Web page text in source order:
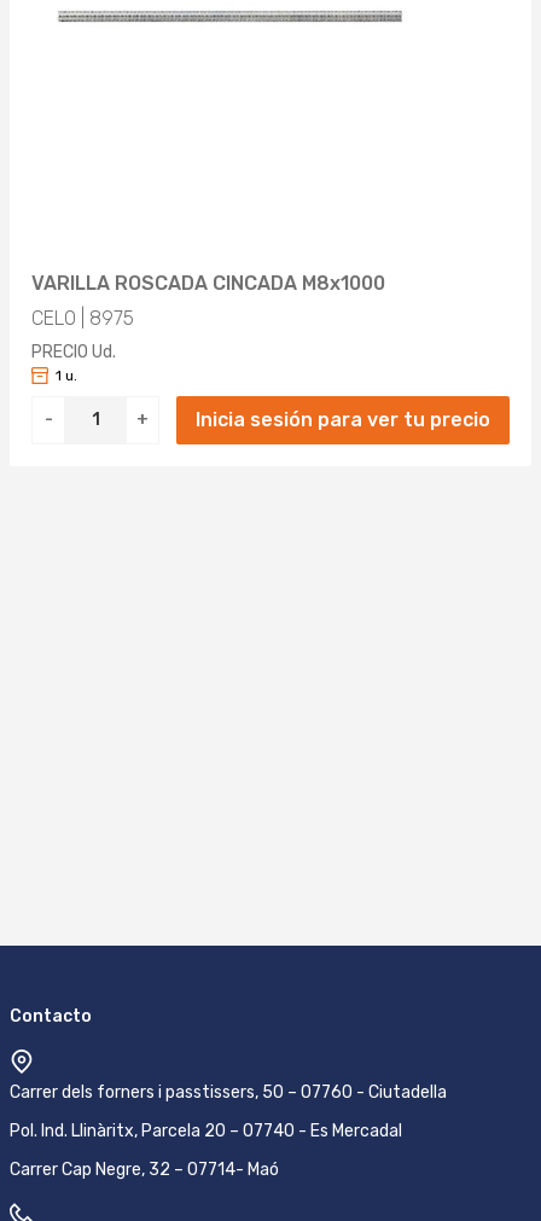
VARILLA ROSCADA CINCADA M8x1000
CELO | 8975
PRECIO Ud.
- +
1 u.
Inicia sesión para ver tu precio
Contacto
Carrer dels forners i passtissers, 50 – 07760 - Ciutadella
Pol. Ind. Llinàritx, Parcela 20 – 07740 - Es Mercadal
Carrer Cap Negre, 32 – 07714- Maó